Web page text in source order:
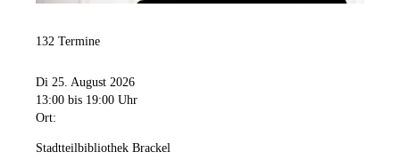
132 Termine
Di 25. August 2026
13:00 bis 19:00 Uhr
Ort:
Stadtteilbibliothek Brackel